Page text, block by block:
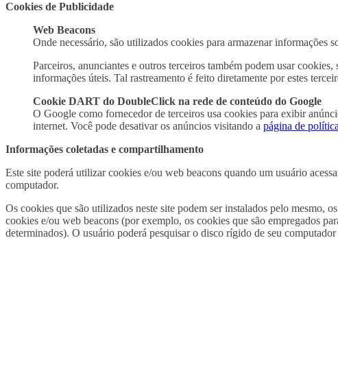
Cookies de Publicidade
Web Beacons
Onde necessário, são utilizados cookies para armazenar informações
Parceiros, anunciantes e outros terceiros também podem usar
informações úteis. Tal rastreamento é feito diretamente por estes
Cookie DART do DoubleClick na rede de conteúdo do Google
O Google como fornecedor de terceiros usa cookies para exibir
internet. Você pode desativar os anúncios visitando a página de
Informações coletadas e compartilhamento
Este site poderá utilizar cookies e/ou web beacons quando um usuário
computador.
Os cookies que são utilizados neste site podem ser instalados pelo mesmo,
cookies e/ou web beacons (por exemplo, os cookies que são empregados
determinados). O usuário poderá pesquisar o disco rígido de seu